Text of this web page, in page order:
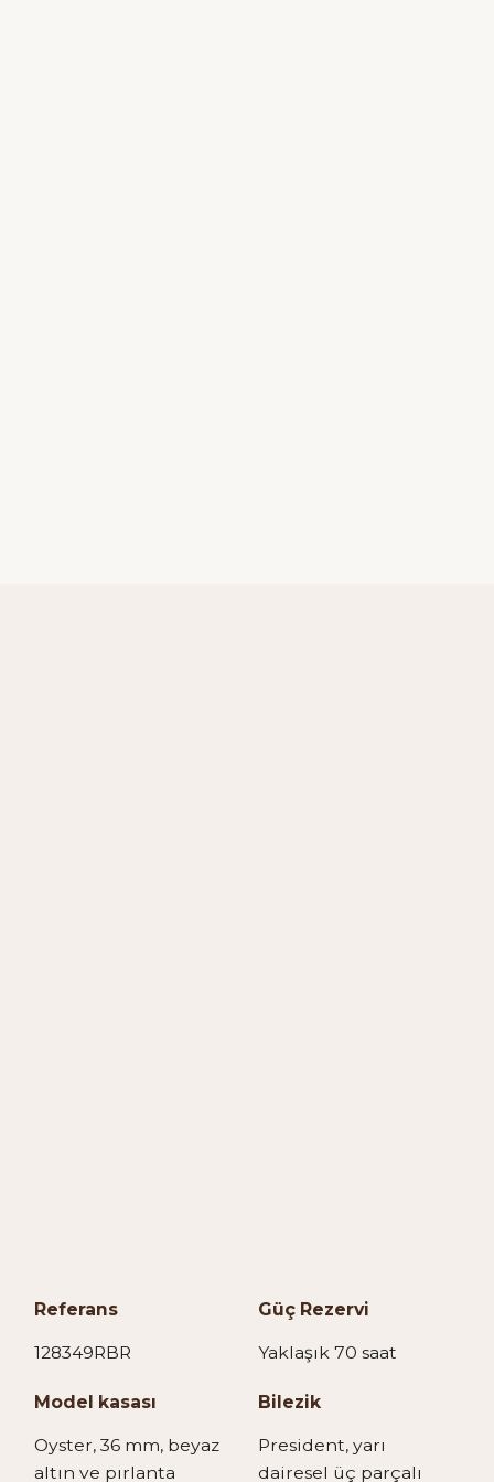
Referans
128349RBR
Model kasası
Oyster, 36 mm, beyaz
altın ve pırlanta
Güç Rezervi
Yaklaşık 70 saat
Bilezik
President, yarı
dairesel üç parçalı